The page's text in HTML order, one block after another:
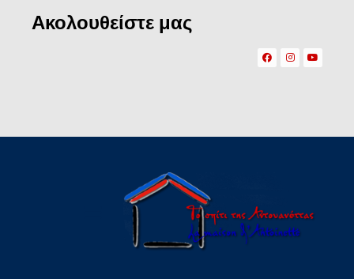
Ακολουθείστε μας